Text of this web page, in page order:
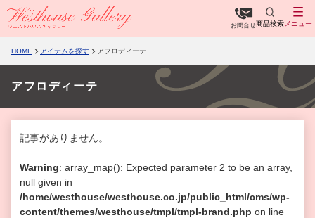
お問合せ商品検索 メニュー
HOME アイテムを探す アフロディーテ
アフロディーテ
記事がありません。
Warning: array_map(): Expected parameter 2 to be an array,
null given in
/home/westhouse/westhouse.co.jp/public_html/cms/wp-
content/themes/westhouse/tmpl/tmpl-brand.php on line